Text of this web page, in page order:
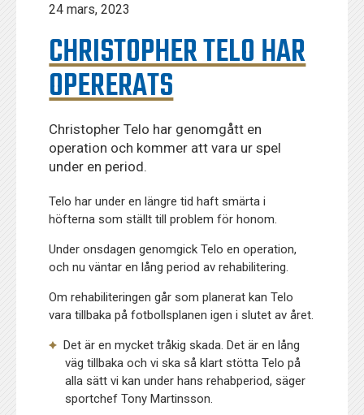
24 mars, 2023
CHRISTOPHER TELO HAR
OPERERATS
Christopher Telo har genomgått en
operation och kommer att vara ur spel
under en period.
Telo har under en längre tid haft smärta i
höfterna som ställt till problem för honom.
Under onsdagen genomgick Telo en operation,
och nu väntar en lång period av rehabilitering.
Om rehabiliteringen går som planerat kan Telo
vara tillbaka på fotbollsplanen igen i slutet av året.
Det är en mycket tråkig skada. Det är en lång
väg tillbaka och vi ska så klart stötta Telo på
alla sätt vi kan under hans rehabperiod, säger
sportchef Tony Martinsson.